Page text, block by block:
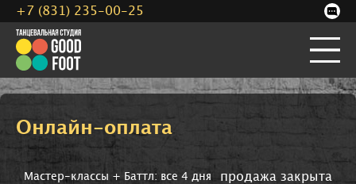
Онлайн-оплата
Мастер-классы + Баттл: все 4 дня продажа закрыта
+7 (831) 235-00-25